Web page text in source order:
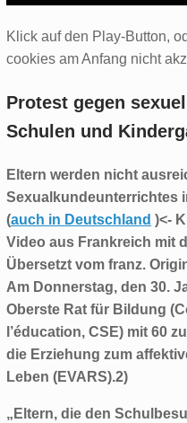
Klick auf den Play-Button,
cookies am Anfang nicht
Protest gegen
Schulen und
Eltern werden nicht
Sexualkundeunterrichtes
(auch in Deutschland )<-
Video aus Frankreich mit
Übersetzt vom franz.
Am Donnerstag, den 30.
Oberste Rat für Bildung
l’éducation, CSE) mit 60
die Erziehung zum
Leben (EVARS).2)
„Eltern, die den